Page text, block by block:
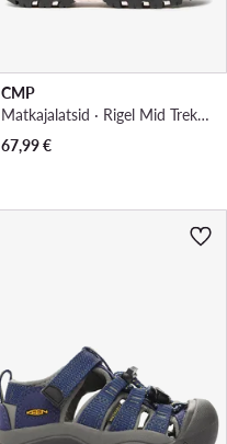
CMP
Matkajalatsid · Rigel Mid Trekking Wp 3Q12944 · Tumesinine
67,99€